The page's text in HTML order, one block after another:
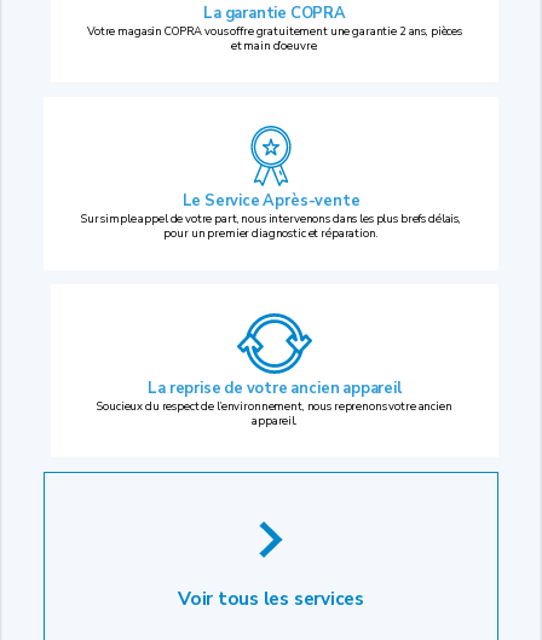
La garantie COPRA
Votre magasin COPRA vous offre gratuitement une garantie 2 ans, pièces
et main d’oeuvre.
Le Service Après-vente
Sur simple appel de votre part, nous intervenons dans les plus brefs délais,
pour un premier diagnostic et réparation.
La reprise de votre ancien appareil
Soucieux du respect de l’environnement, nous reprenons votre ancien
appareil.
Voir tous les services